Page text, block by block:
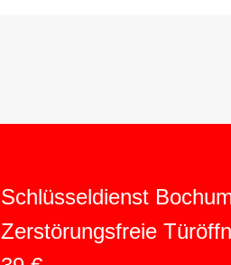
Schlüsseldienst
Zerstörungsfreie